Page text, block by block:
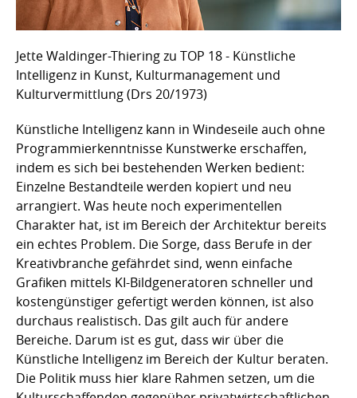
Jette Waldinger-Thiering zu TOP 18 - Künstliche
Intelligenz in Kunst, Kulturmanagement und
Kulturvermittlung (Drs 20/1973)
Künstliche Intelligenz kann in Windeseile auch ohne
Programmierkenntnisse Kunstwerke erschaffen,
indem es sich bei bestehenden Werken bedient:
Einzelne Bestandteile werden kopiert und neu
arrangiert. Was heute noch experimentellen
Charakter hat, ist im Bereich der Architektur bereits
ein echtes Problem. Die Sorge, dass Berufe in der
Kreativbranche gefährdet sind, wenn einfache
Grafiken mittels KI-Bildgeneratoren schneller und
kostengünstiger gefertigt werden können, ist also
durchaus realistisch. Das gilt auch für andere
Bereiche. Darum ist es gut, dass wir über die
Künstliche Intelligenz im Bereich der Kultur beraten.
Die Politik muss hier klare Rahmen setzen, um die